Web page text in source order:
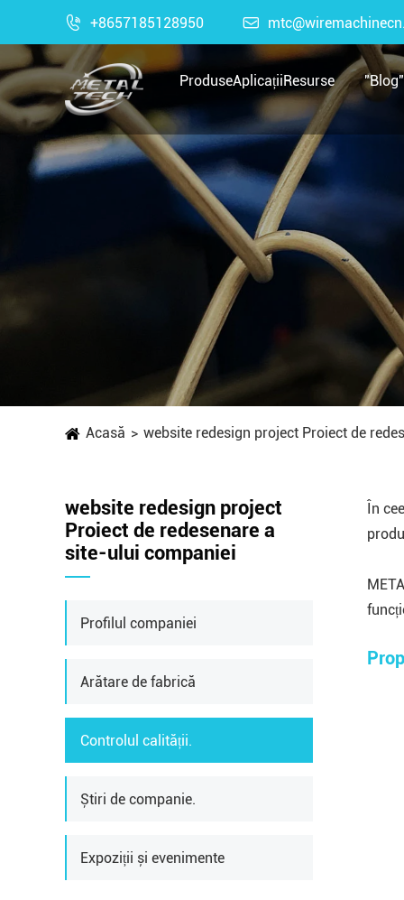
 +8657185128950 
ProduseAplicațiiResurse
Acasă website redesign project Proiect de
website redesign project
Proiect de redesenare a
site-ului companiei
Profilul companiei
Arătare de fabrică
Controlul calității.
Știri de companie.
Expoziții și evenimente
În